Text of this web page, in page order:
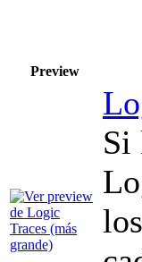
Preview
Si